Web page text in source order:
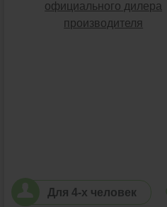
Для 4-х человек